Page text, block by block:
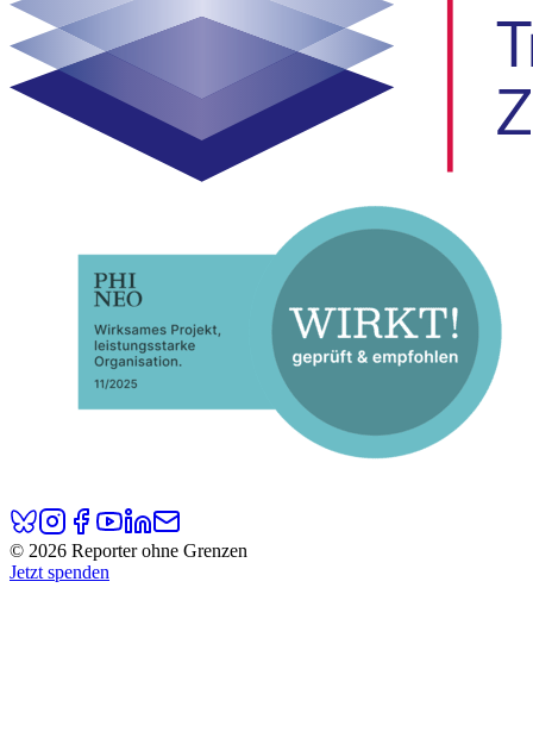
© 2026 Reporter ohne Grenzen
Jetzt spenden